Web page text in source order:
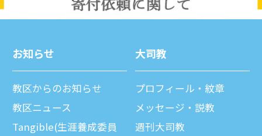
お知らせ
教区からのお知らせ
教区ニュース
Tangible(生涯養成委員
⼤司教
プロフィール・紋章
メッセージ・説教
週刊⼤司教